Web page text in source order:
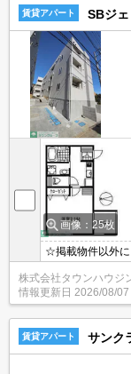
賃貸アパート SBジ
画像：25枚
☆掲載物件以外に
お探しさせて頂
株式会社タウンハウジ
情報更新日 2026/08/07
賃貸アパート サンク